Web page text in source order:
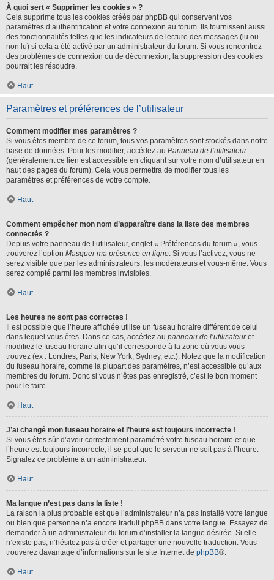
À quoi sert « Supprimer les cookies » ?
Cela supprime tous les cookies créés par phpBB qui conservent vos
paramètres d’authentification et votre connexion au forum. Ils fournissent aussi
des fonctionnalités telles que les indicateurs de lecture des messages (lu ou
non lu) si cela a été activé par un administrateur du forum. Si vous rencontrez
des problèmes de connexion ou de déconnexion, la suppression des cookies
pourrait les résoudre.
Haut
Paramètres et préférences de l’utilisateur
Comment modifier mes paramètres ?
Si vous êtes membre de ce forum, tous vos paramètres sont stockés dans notre
base de données. Pour les modifier, accédez au Panneau de l’utilisateur
(généralement ce lien est accessible en cliquant sur votre nom d’utilisateur en
haut des pages du forum). Cela vous permettra de modifier tous les
paramètres et préférences de votre compte.
Haut
Comment empêcher mon nom d’apparaître dans la liste des membres
connectés ?
Depuis votre panneau de l’utilisateur, onglet « Préférences du forum », vous
trouverez l’option Masquer ma présence en ligne. Si vous l’activez, vous ne
serez visible que par les administrateurs, les modérateurs et vous-même. Vous
serez compté parmi les membres invisibles.
Haut
Les heures ne sont pas correctes !
Il est possible que l’heure affichée utilise un fuseau horaire différent de celui
dans lequel vous êtes. Dans ce cas, accédez au panneau de l’utilisateuret
modifiez le fuseau horaire afin qu’il corresponde à la zone où vous vous
trouvez (ex : Londres, Paris, New York, Sydney, etc.). Notez que la modification
du fuseau horaire, comme la plupart des paramètres, n’est accessible qu’aux
membres du forum. Donc si vous n’êtes pas enregistré, c’est le bon moment
pour le faire.
Haut
J’ai changé mon fuseau horaire et l’heure est toujours incorrecte !
Si vous êtes sûr d’avoir correctement paramétré votre fuseau horaire et que
l’heure est toujours incorrecte, il se peut que le serveur ne soit pas à l’heure.
Signalez ce problème à un administrateur.
Haut
Ma langue n’est pas dans la liste !
La raison la plus probable est que l’administrateur n’a pas installé votre langue
ou bien que personne n’a encore traduit phpBB dans votre langue. Essayez de
demander à un administrateur du forum d’installer la langue désirée. Si elle
n’existe pas, n’hésitez pas à créer et partager une nouvelle traduction. Vous
trouverez davantage d’informations sur le site Internet de phpBB®.
Haut